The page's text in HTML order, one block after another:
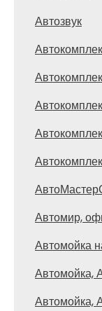
Автозвук
Автомир,
Автомойка
Автомойка,
Автомойка,